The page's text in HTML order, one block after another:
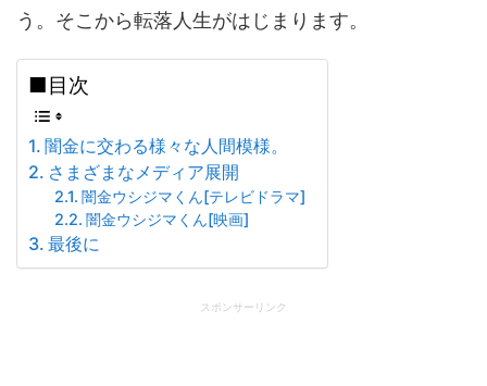
う。そこから転落人生がはじまります。
■目次
闇金に交わる様々な人間模様。
さまざまなメディア展開
闇金ウシジマくん[テレビドラマ]
闇金ウシジマくん[映画]
最後に
スポンサーリンク